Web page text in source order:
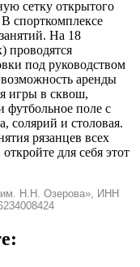
сетку открытого
спорткомплексе
На 18
проводятся
под руководством
аренды
игры в сквош,
футбольное поле с
солярий и столовая.
рязанцев всех
для себя этот
Н.Н. Озерова», ИНН